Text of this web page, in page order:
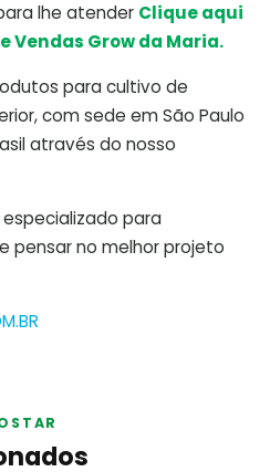
lhe atender Clique aqui
Vendas Grow da Maria.
para cultivo de
com sede em São Paulo
através do nosso
para
pensar no melhor projeto